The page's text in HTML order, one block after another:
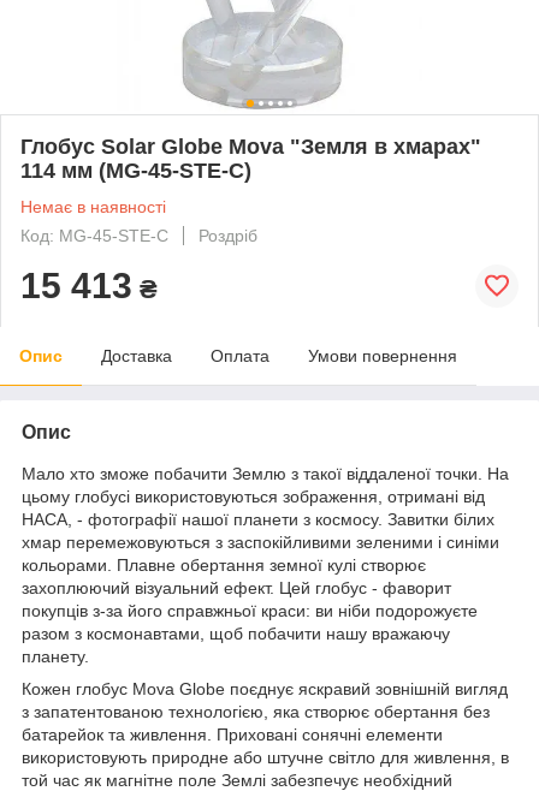
Глобус Solar Globe Mova "Земля в хмарах"
114 мм (MG-45-STE-C)
Немає в наявності
Код: MG-45-STE-C
Роздріб
15 413 ₴
Опис Доставка Оплата Умови повернення
Опис
Мало хто зможе побачити Землю з такої віддаленої точки. На
цьому глобусі використовуються зображення, отримані від
НАСА, - фотографії нашої планети з космосу. Завитки білих
хмар перемежовуються з заспокійливими зеленими і синіми
кольорами. Плавне обертання земної кулі створює
захоплюючий візуальний ефект. Цей глобус - фаворит
покупців з-за його справжньої краси: ви ніби подорожуєте
разом з космонавтами, щоб побачити нашу вражаючу
планету.
Кожен глобус Mova Globe поєднує яскравий зовнішній вигляд
з запатентованою технологією, яка створює обертання без
батарейок та живлення. Приховані сонячні елементи
використовують природне або штучне світло для живлення, в
той час як магнітне поле Землі забезпечує необхідний